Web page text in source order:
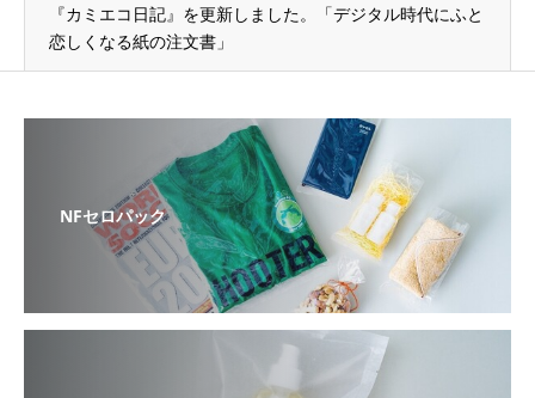
『カミエコ日記』を更新しました。「デジタル時代にふと
恋しくなる紙の注文書」
NFセロパック